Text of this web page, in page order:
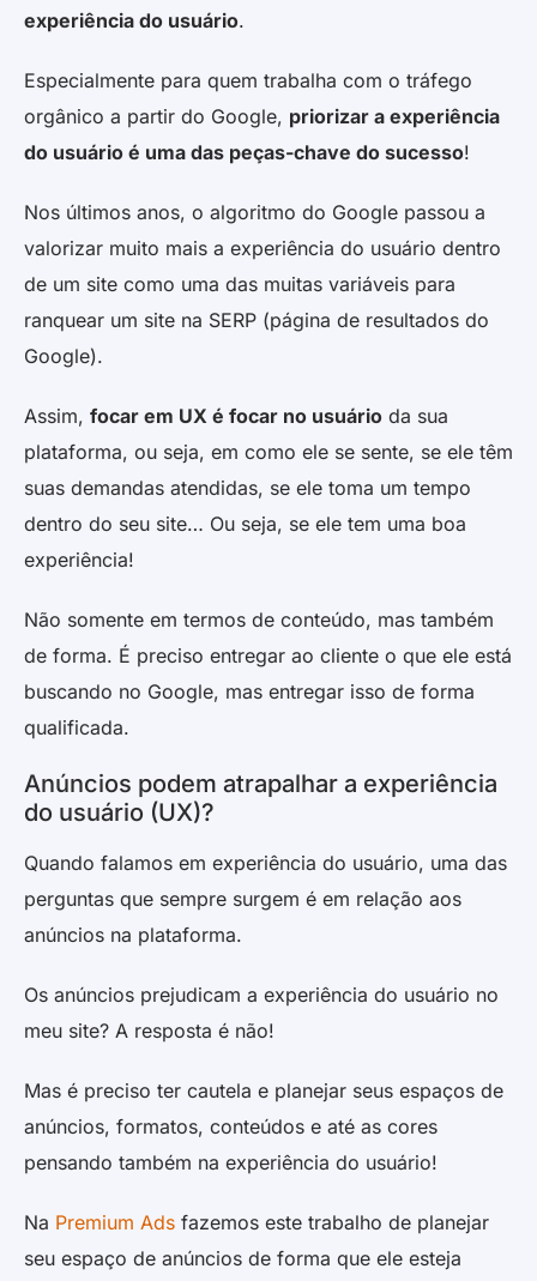
experiência do usuário.
Especialmente para quem trabalha com o tráfego
orgânico a partir do Google, priorizar a experiência
do usuário é uma das peças-chave do sucesso!
Nos últimos anos, o algoritmo do Google passou a
valorizar muito mais a experiência do usuário dentro
de um site como uma das muitas variáveis para
ranquear um site na SERP (página de resultados do
Google).
Assim, focar em UX é focar no usuário da sua
plataforma, ou seja, em como ele se sente, se ele têm
suas demandas atendidas, se ele toma um tempo
dentro do seu site… Ou seja, se ele tem uma boa
experiência!
Não somente em termos de conteúdo, mas também
de forma. É preciso entregar ao cliente o que ele está
buscando no Google, mas entregar isso de forma
qualificada.
Anúncios podem atrapalhar a experiência
do usuário (UX)?
Quando falamos em experiência do usuário, uma das
perguntas que sempre surgem é em relação aos
anúncios na plataforma.
Os anúncios prejudicam a experiência do usuário no
meu site? A resposta é não!
Mas é preciso ter cautela e planejar seus espaços de
anúncios, formatos, conteúdos e até as cores
pensando também na experiência do usuário!
Na Premium Ads fazemos este trabalho de planejar
seu espaço de anúncios de forma que ele esteja